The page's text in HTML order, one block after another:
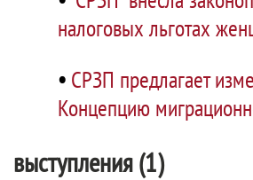
налоговых льготах
• СРЗП предлагает
Концепцию
выступления (1)